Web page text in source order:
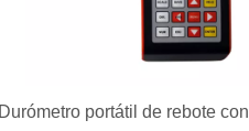
Durómetro portátil de rebote con